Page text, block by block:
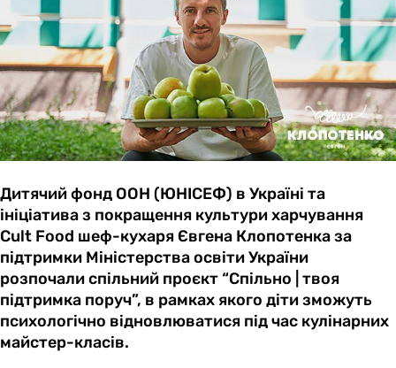
Дитячий фонд ООН (ЮНІСЕФ) в Україні та
ініціатива з покращення культури харчування
Cult Food шеф-кухаря Євгена Клопотенка за
підтримки Міністерства освіти України
розпочали спільний проєкт “Спільно | твоя
підтримка поруч”, в рамках якого діти зможуть
психологічно відновлюватися під час кулінарних
майстер-класів.